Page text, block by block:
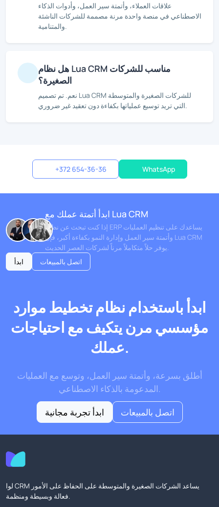
علاقات العملاء، وأتمتة سير العمل، وأدوات الذكاء
الاصطناعي في منصة واحدة مرنة مصممة للشركات الناشئة
والمتنامية.
هل نظام Lua CRM مناسب للشركات
الصغيرة؟
نعم. تم تصميم Lua CRM للشركات الصغيرة والمتوسطة
التي تريد توسيع عملياتها بكفاءة دون تعقيد غير ضروري.
+372 654-36-36 WhatsApp
ابدأ أتمتة عملك مع Lua CRM
إذا كنت تبحث عن نظام ERP يساعدك على تنظيم العمليات
وأتمتة سير العمل وإدارة النمو بكفاءة أكبر، فإن Lua CRM
ابدأ
اتصل بالمبيعات
ابدأ باستخدام نظام تخطيط موارد
مؤسسي مرن يتكيف مع احتياجات
عملك.
أطلق بسرعة، وأتمتة سير العمل، وتوسع مع العمليات
المدعومة بالذكاء الاصطناعي.
ابدأ تجربة مجانية
اتصل بالمبيعات
لوا CRM يساعد الشركات الصغيرة والمتوسطة على الحفاظ على الأمور
فعالة وبسيطة ومنظمة.